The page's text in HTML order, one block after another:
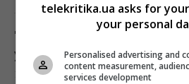
"Мене зашили, кістки цілі":
українська блогерка
11:45 понеділок, 10 серпня 2026
telekritika.ua asks for
your personal
Personalised advertising and
content measurement,
services development